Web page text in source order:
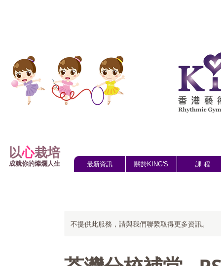
以心栽培
成就你的燦爛人生 最新資訊 關於KING'S 課 程
不提供此服務，請與我們聯繫取得更多資訊。